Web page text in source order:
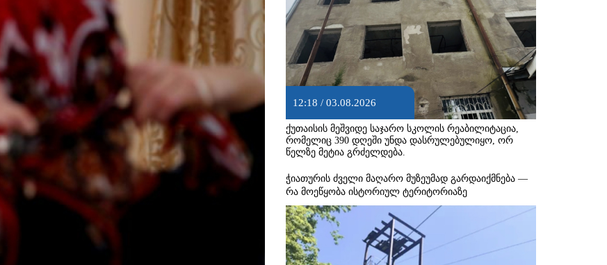
12:18 / 03.08.2026
ქუთაისის მეშვიდე საჯარო სკოლის რეაბილიტაცია,
რომელიც 390 დღეში უნდა დასრულებულიყო, ორ
წელზე მეტია გრძელდება.
ჭიათურის ძველი მაღარო მუზეუმად გარდაიქმნება —
რა მოეწყობა ისტორიულ ტერიტორიაზე